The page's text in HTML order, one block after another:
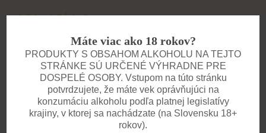
Máte viac ako 18 rokov?
PRODUKTY S OBSAHOM ALKOHOLU NA TEJTO
STRÁNKE SÚ URČENÉ VÝHRADNE PRE
DOSPELÉ OSOBY. Vstupom na túto stránku
potvrdzujete, že máte vek oprávňujúci na
konzumáciu alkoholu podľa platnej legislatívy
krajiny, v ktorej sa nachádzate (na Slovensku 18+
rokov).
DEGUSTÁCIE
Zažite víno všetkými
zmyslami
Pozývame vás na degustácie, kde
spoznáte príbeh každého vína. V
komornej atmosfére vás prevedieme
chuťami, vôňami a zážitkami, na ktoré